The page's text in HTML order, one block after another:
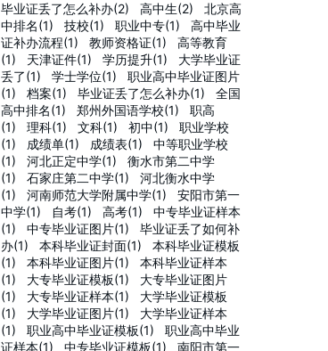
毕业证丢了怎么补办(2)
高中生(2)
北京高
中排名(1)
技校(1) 职业中专(1)
高中毕业
证补办流程(1)
教师资格证(1)
高等教育
(1)
天津证件(1) 学历提升(1)
大学毕业证
丢了(1)
学士学位(1)
职业高中毕业证图片
(1)
档案(1) 毕业证丢了怎么补办(1)
全国
高中排名(1)
郑州外国语学校(1)
职高
(1)
理科(1) 文科(1) 初中(1)
职业学校
(1)
成绩单(1) 成绩表(1)
中等职业学校
(1)
河北正定中学(1)
衡水市第二中学
(1)
石家庄第二中学(1)
河北衡水中学
(1)
河南师范大学附属中学(1)
安阳市第一
中学(1)
自考(1) 高考(1)
中专毕业证样本
(1)
中专毕业证图片(1)
毕业证丢了如何补
办(1)
本科毕业证封面(1)
本科毕业证模板
(1)
本科毕业证图片(1)
本科毕业证样本
(1)
大专毕业证模板(1)
大专毕业证图片
(1)
大专毕业证样本(1)
大学毕业证模板
(1)
大学毕业证图片(1)
大学毕业证样本
(1)
职业高中毕业证模板(1)
职业高中毕业
证样本(1)
中专毕业证模板(1) 南阳市第一